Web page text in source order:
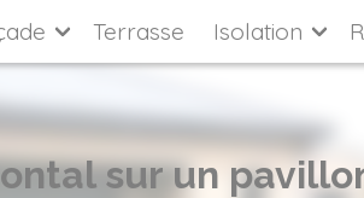
Terrasse Isolation
sur un